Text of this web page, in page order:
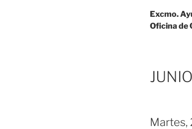
Excmo.
Oficina de
JUNIO
Martes,